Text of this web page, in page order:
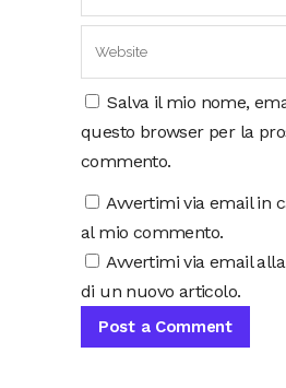
Salva il mio nome,
questo browser per la
commento.
Avvertimi via email in
al mio commento.
Avvertimi via email
di un nuovo articolo.